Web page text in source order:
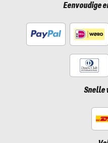
Eenvoudige
Snelle